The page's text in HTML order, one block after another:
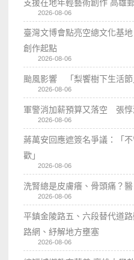
支援在地年輕藝術創作 高雄
2026-08-06
臺灣文博會點亮空總文化基
創作起點
2026-08-06
颱風影響 「梨饗樹下生活
2026-08-06
軍警消加薪預算又落空 張惇
2026-08-06
蔣萬安回應遮簽名爭議：「
歡」
2026-08-06
洗腎總是皮膚癢、骨頭痛？
2026-08-06
平鎮金陵路五、六段替代道
路網、紓解地方壅塞
2026-08-06